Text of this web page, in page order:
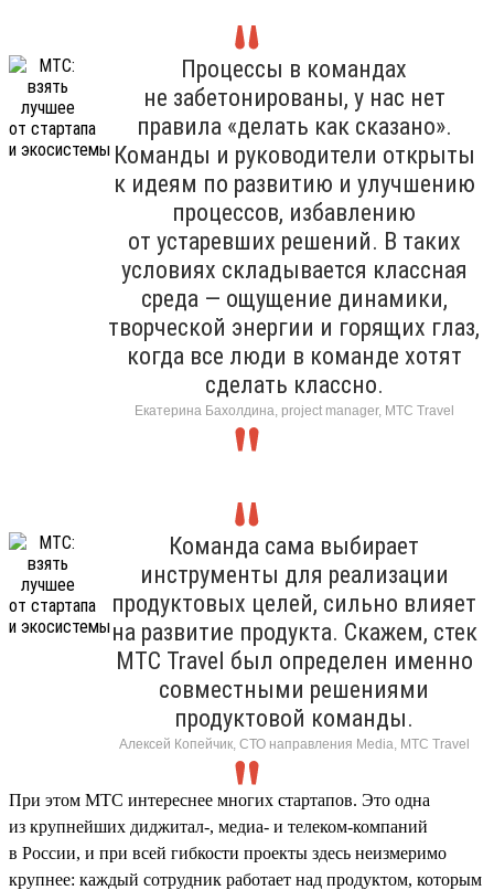
Процессы в командах
не забетонированы, у нас нет
правила «делать как сказано».
Команды и руководители открыты
к идеям по развитию и улучшению
процессов, избавлению
от устаревших решений. В таких
условиях складывается классная
среда — ощущение динамики,
творческой энергии и горящих глаз,
когда все люди в команде хотят
сделать классно.
Екатерина Бахолдина, project manager, МТС Travel
Команда сама выбирает
инструменты для реализации
продуктовых целей, сильно влияет
на развитие продукта. Скажем, стек
МТС Travel был определен именно
совместными решениями
продуктовой команды.
Алексей Копейчик, СТО направления Media, МТС Travel
При этом МТС интереснее многих стартапов. Это одна
из крупнейших диджитал-, медиа- и телеком-компаний
в России, и при всей гибкости проекты здесь неизмеримо
крупнее: каждый сотрудник работает над продуктом, которым